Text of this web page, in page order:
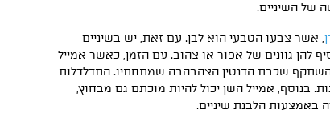
של השיניים.
, אשר צבעו הטבעי הוא לבן. עם זאת, יש בשיניים
להן גוונים של אפור או צהוב. עם הזמן, כאשר אמייל
שכבת הדנטין הצהבהבה שמתחתיו. התדלדלות
בנוסף, אמייל השן יכול להיות מוכתם גם מבחוץ,
באמצעות הלבנת שיניים.